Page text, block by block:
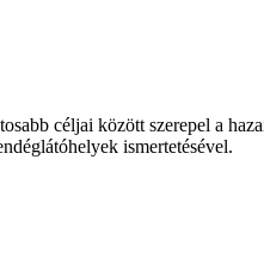
céljai között szerepel a
ismertetésével.